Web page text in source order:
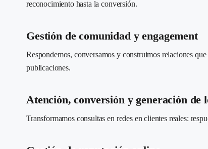
reconocimiento hasta la conversión.
Gestión de comunidad y engagement
Respondemos, conversamos y construimos relaciones
publicaciones.
Atención, conversión y generación de
Transformamos consultas en redes en clientes reales: